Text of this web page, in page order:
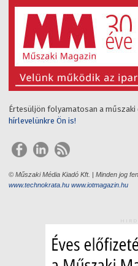
Értesüljön folyamatosan a
hírlevelünkre Ön is!
© Műszaki Média Kiadó Kft. | Minden jog
www.technokrata.hu www.iotmagazin.hu